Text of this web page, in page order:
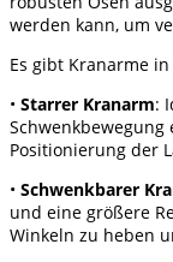
werden kann, um
Es gibt Kranarme
• Starrer Kranarm:
Positionierung der
• Schwenkbarer
und eine größere
Winkeln zu heben